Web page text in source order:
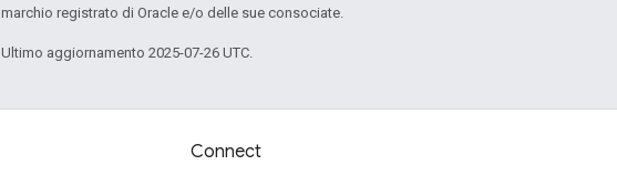
marchio registrato di Oracle e/o delle sue consociate.
Ultimo aggiornamento 2025-07-26 UTC.
Connect